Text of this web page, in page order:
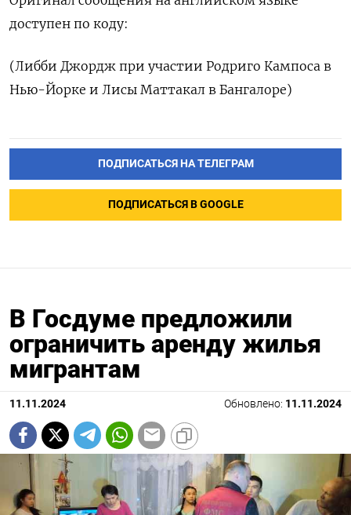
доступен по коду:
(Либби Джордж при участии Родриго Кампоса в
Нью-Йорке и Лисы Маттакал в Бангалоре)
ПОДПИСАТЬСЯ НА ТЕЛЕГРАМ
ПОДПИСАТЬСЯ В GOOGLE
В Госдуме предложили
ограничить аренду жилья
мигрантам
11.11.2024 Обновлено: 11.11.2024